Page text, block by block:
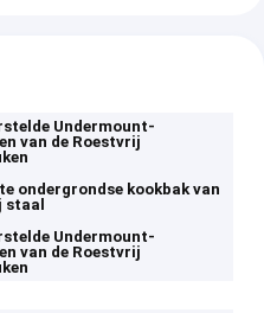
Undermount-
van de Roestvrij
ondergrondse kookbak van
Undermount-
van de Roestvrij